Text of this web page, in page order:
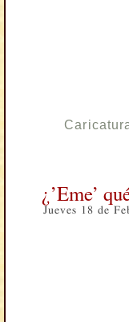
¿’Eme’
Jueves 18 de